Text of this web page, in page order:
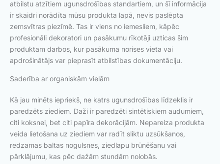
atbilstu atzītiem ugunsdrošības standartiem, un šī informācija
ir skaidri norādīta mūsu produkta lapā, nevis paslēpta
zemsvītras piezīmē. Tas ir viens no iemesliem, kāpēc
profesionāli dekoratori un pasākumu rīkotāji uzticas šim
produktam darbos, kur pasākuma norises vieta vai
apdrošinātājs var pieprasīt atbilstības dokumentāciju.
Saderība ar organiskām vielām
Kā jau minēts iepriekš, ne katrs ugunsdrošības līdzeklis ir
paredzēts ziediem. Daži ir paredzēti sintētiskiem audumiem,
citi koksnei, bet citi papīra dekorācijām. Nepareiza produkta
veida lietošana uz ziediem var radīt sliktu uzsūkšanos,
redzamas baltas nogulsnes, ziedlapu brūnēšanu vai
pārklājumu, kas pēc dažām stundām nolobās.